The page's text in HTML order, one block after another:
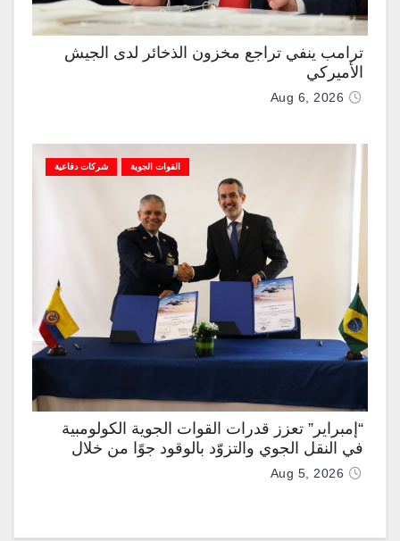
ترامب ينفي تراجع مخزون الذخائر لدى الجيش
الأميركي
Aug 6, 2026
القوات الجوية شركات دفاعية
“إمبراير” تعزز قدرات القوات الجوية الكولومبية
في النقل الجوي والتزوّد بالوقود جوًا من خلال
تزويدها بطائرتي “كيه سي-390 ميلينيوم”
Aug 5, 2026